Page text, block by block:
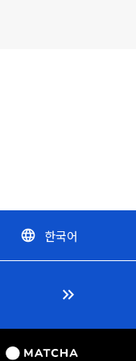
language 한국어
keyboard_double_arrow_right